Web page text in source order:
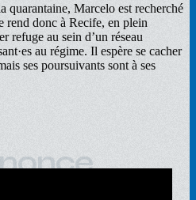
quarantaine, Marcelo est recherché
rend donc à Recife, en plein
refuge au sein d’un réseau
au régime. Il espère se cacher
ses poursuivants sont à ses